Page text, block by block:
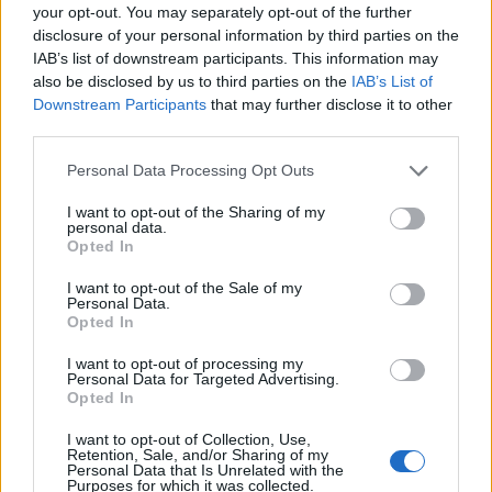
your opt-out. You may separately opt-out of the further
disclosure of your personal information by third parties on the
IAB’s list of downstream participants. This information may
also be disclosed by us to third parties on the IAB’s List of
Downstream Participants that may further disclose it to other
Personal Data Processing Opt Outs
I want to opt-out of the Sharing of my
personal data.
Opted In
I want to opt-out of the Sale of my
Personal Data.
Opted In
I want to opt-out of processing my
Personal Data for Targeted Advertising.
Opted In
I want to opt-out of Collection, Use,
Retention, Sale, and/or Sharing of my
Personal Data that Is Unrelated with the
Purposes for which it was collected.
Χαρίτου 11, Καρδίτσα 43100
ΤΕΛΕΥΤΑΙΑ ΝΕΑ
Άνω Λιόσια: Συνελήφθησαν δύο άνδρες για
τον θάνατο 72χρονου που βρέθηκε σε
6 Αυγούστου 2026, 17:50
Την Παρασκευή 7 Αυγούστου η κηδεία του